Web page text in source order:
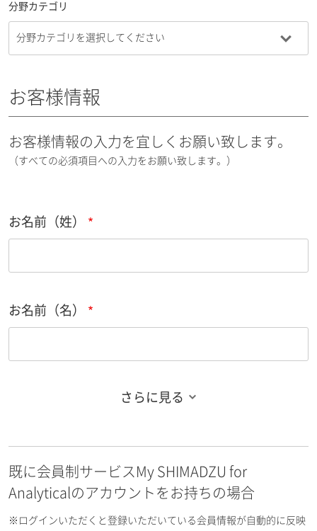
分野カテゴリ
お客様情報
お客様情報の入力を宜しくお願い致します。
（すべての必須項目への入力をお願い致します。）
お名前（姓）
お名前（名）
お名前フリガナ（名）
さらに見る
既に会員制サービスMy SHIMADZU for
Analyticalのアカウントをお持ちの場合
※ログインいただくと登録いただいている会員情報が自動的に反映